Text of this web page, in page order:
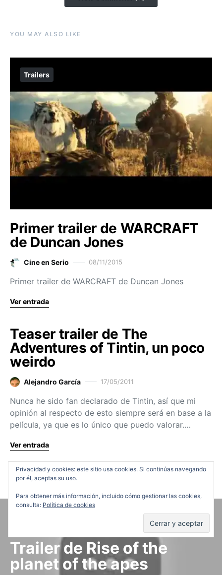
YOU MAY ALSO LIKE
Trailers
Primer trailer de WARCRAFT
de Duncan Jones
Cine en Serio 08/11/2015
Primer trailer de WARCRAFT de Duncan Jones
Ver entrada
Teaser trailer de The
Adventures of Tintin, un poco
weirdo
Alejandro García 17/05/2011
Nunca he sido fan declarado de Tintin, así que mi
opinión al respecto de esto siempre será en base a la
película, ya que es lo único que puedo valorar.…
Ver entrada
Trailer de Rise of the
planet of the apes
Privacidad y cookies: este sitio usa cookies. Si continúas navegando
por él, aceptas su uso.
Para obtener más información, incluido cómo gestionar las cookies,
consulta: Política de cookies